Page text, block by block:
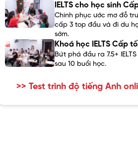
IELTS cho học sinh
Chinh phục ước mơ đỗ
cấp 3 top đầu và đi du
sớm.
Khoá học IELTS Cấp
Bứt phá đầu ra 7.5+
sau 10 buổi học.
>> Test trình độ tiếng Anh